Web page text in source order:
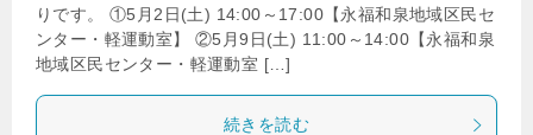
りです。 ①5月2日(土) 14:00～17:00【永福和泉地域区民セ
ンター・軽運動室】 ②5月9日(土) 11:00～14:00【永福和泉
地域区民センター・軽運動室 […]
続きを読む